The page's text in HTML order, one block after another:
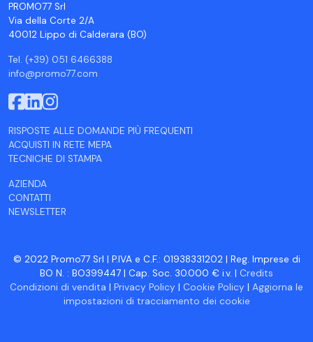
PROMO77 Srl
Via della Corte 2/A
40012 Lippo di Calderara (BO)
Tel. (+39) 051 6466388
info@promo77.com
RISPOSTE ALLE DOMANDE PIÙ FREQUENTI
ACQUISTI IN RETE MEPA
TECNICHE DI STAMPA
AZIENDA
CONTATTI
NEWSLETTER
© 2022 Promo77 Srl | P.IVA e C.F.: 01938331202 | Reg. Imprese di
BO N. : BO399447 | Cap. Soc. 30.000 € i.v. | Credits
Condizioni di vendita | Privacy Policy | Cookie Policy | Aggiorna le
impostazioni di tracciamento dei cookie